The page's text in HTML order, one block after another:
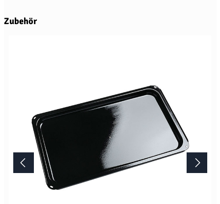
Produktgalerie überspringen
Zubehör